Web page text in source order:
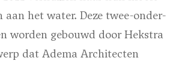
aan het water. Deze twee-onder-
worden gebouwd door Hekstra
dat Adema Architecten